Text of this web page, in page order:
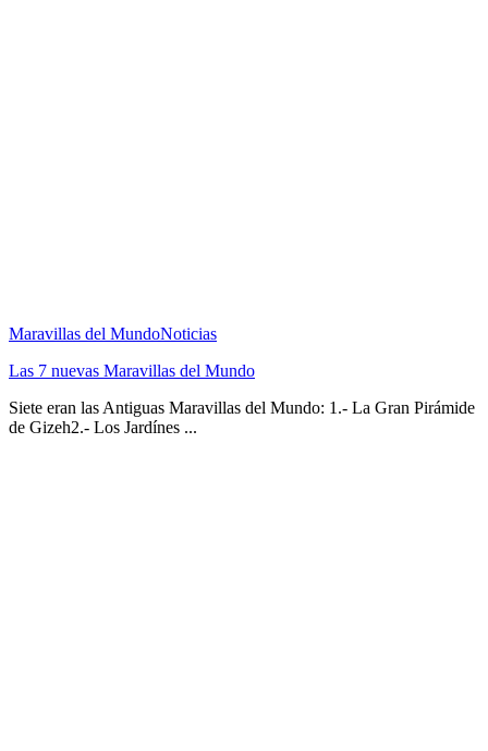
Maravillas del MundoNoticias
Las 7 nuevas Maravillas del Mundo
Siete eran las Antiguas Maravillas del Mundo: 1.- La Gran Pirámide
de Gizeh2.- Los Jardínes ...